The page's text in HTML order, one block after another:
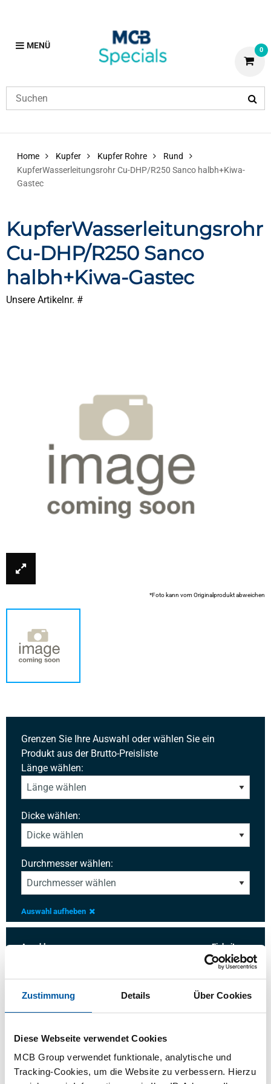
Zustimmung Details Über Cookies
Diese Webseite verwendet Cookies
MCB Group verwendet funktionale, analytische und
Tracking-Cookies, um die Website zu verbessern. Hierzu
MENÜ 0
Home Kupfer Kupfer Rohre
Rund
KupferWasserleitungsrohr Cu-DHP/R250 Sanco halbh+Kiwa-
Gastec
KupferWasserleitungsrohr
Cu-DHP/R250 Sanco
halbh+Kiwa-Gastec
Unsere Artikelnr. #
*Foto kann vom Originalprodukt abweichen
Grenzen Sie Ihre Auswahl oder wählen Sie ein
Produkt aus der Brutto-Preisliste
Länge wählen:
Dicke wählen:
Durchmesser wählen:
Auswahl aufheben
Anzahl: Einheit:
Bitte einloggen zum bestellen